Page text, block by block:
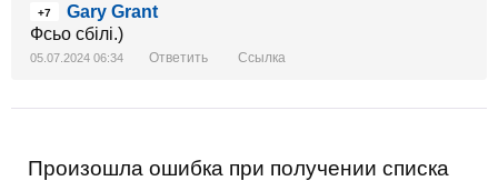
+7
Gary Grant
Фсьо сбілі.)
05.07.2024 06:34 Ответить Ссылка
Произошла ошибка при получении списка